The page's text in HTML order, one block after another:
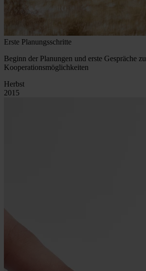
Erste Planungsschritte
Beginn der Planungen und erste Gespräche zu
Kooperationsmöglichkeiten
Herbst
2015